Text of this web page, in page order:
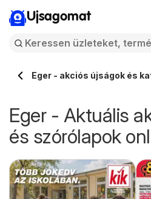
Ujsagomat
Eger - akciós újságok és
Eger - Aktuális
és szórólapok